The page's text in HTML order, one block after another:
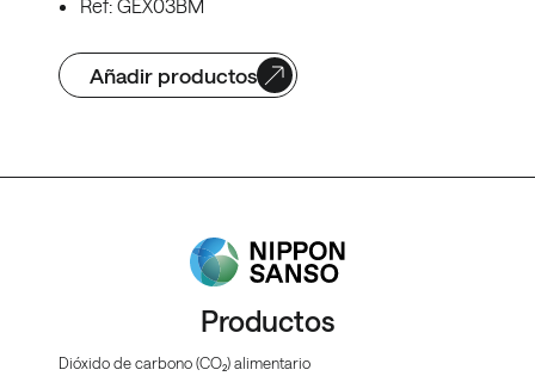
Ref: GEX03BM
Añadir productos
Productos
Dióxido de carbono (CO₂) alimentario